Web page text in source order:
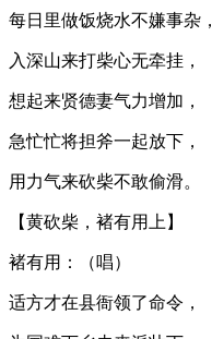
每日里做饭烧水不嫌事杂，
入深山来打柴心无牵挂，
想起来贤德妻气力增加，
急忙忙将担斧一起放下，
用力气来砍柴不敢偷滑。
【黄砍柴，褚有用上】
褚有用：（唱）
适方才在县衙领了命令，